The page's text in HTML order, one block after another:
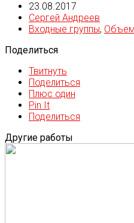
23.08.2017
Сергей Андреев
Входные группы,
Поделиться
Твитнуть
Поделиться
Плюс один
Pin It
Поделиться
Другие работы